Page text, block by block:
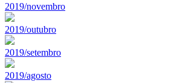
2019/novembro
2019/outubro
2019/setembro
2019/agosto